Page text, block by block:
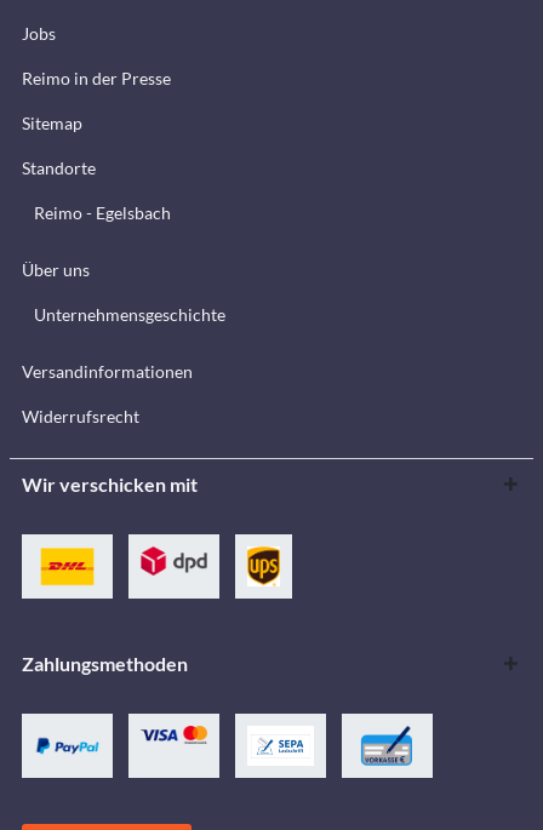
Jobs
Reimo in der Presse
Sitemap
Standorte
Reimo - Egelsbach
Über uns
Unternehmensgeschichte
Versandinformationen
Widerrufsrecht
Wir verschicken mit
Zahlungsmethoden